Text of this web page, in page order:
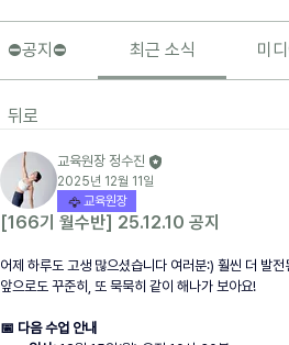
⛔️공지⛔️ 최근 소식 미
뒤로
교육원장 정수진
2025년 12월 11일
교육원장
[166기 월수반] 25.12.10 공지
어제 하루도 고생 많으셨습니다 여러분:) 훨씬 더 발
앞으로도 꾸준히, 또 묵묵히 같이 해나가 보아요!
📅 다음 수업 안내